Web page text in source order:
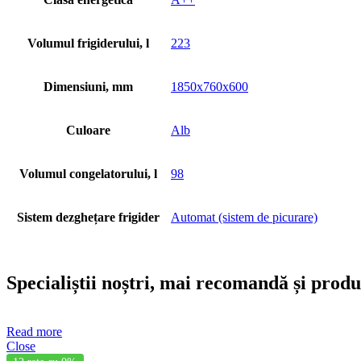
Volumul frigiderului, l 223
Dimensiuni, mm 1850x760x600
Culoare Alb
Volumul congelatorului, l 98
Sistem dezghețare frigider Automat (sistem de picurare)
Specialiștii noștri, mai recomandă și
Read more
Close